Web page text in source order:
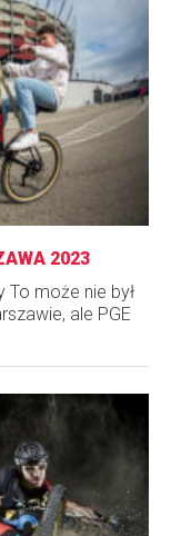
2023
To może nie był
ale PGE